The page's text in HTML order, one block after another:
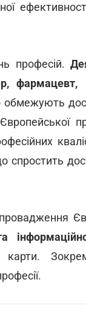
професій.
фармацевт,
спростить
карти.